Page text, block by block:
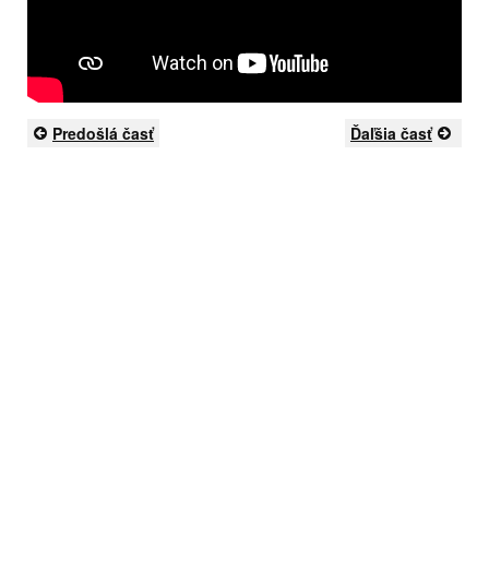
Predošlá časť Ďaľšia časť